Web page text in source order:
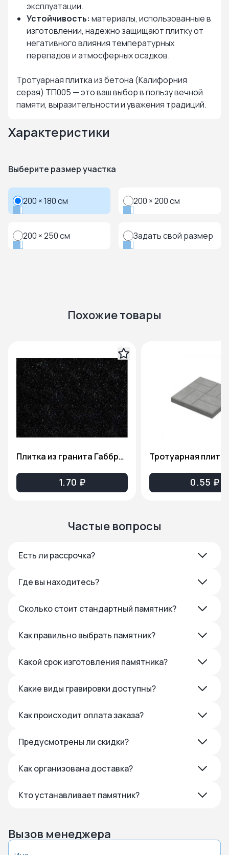
эксплуатации.
Устойчивость: материалы, использованные в
изготовлении, надежно защищают плитку от
негативного влияния температурных
перепадов и атмосферных осадков.
Тротуарная плитка из бетона (Калифорния
серая) ТП005 — это ваш выбор в пользу вечной
памяти, выразительности и уважения традиций.
Характеристики
Выберите размер участка
200 × 180 см 200 × 200 см
200 × 250 см Задать свой размер
Похожие товары
Плитка из гранита Габбро-Диабаз(Карельский гранит), толщина 2см. ПГ81
1.70 ₽ 0.55 ₽
Частые вопросы
Есть ли рассрочка?
Где вы находитесь?
Сколько стоит стандартный памятник?
Как правильно выбрать памятник?
Какой срок изготовления памятника?
Какие виды гравировки доступны?
Как происходит оплата заказа?
Предусмотрены ли скидки?
Как организована доставка?
Кто устанавливает памятник?
Вызов менеджера